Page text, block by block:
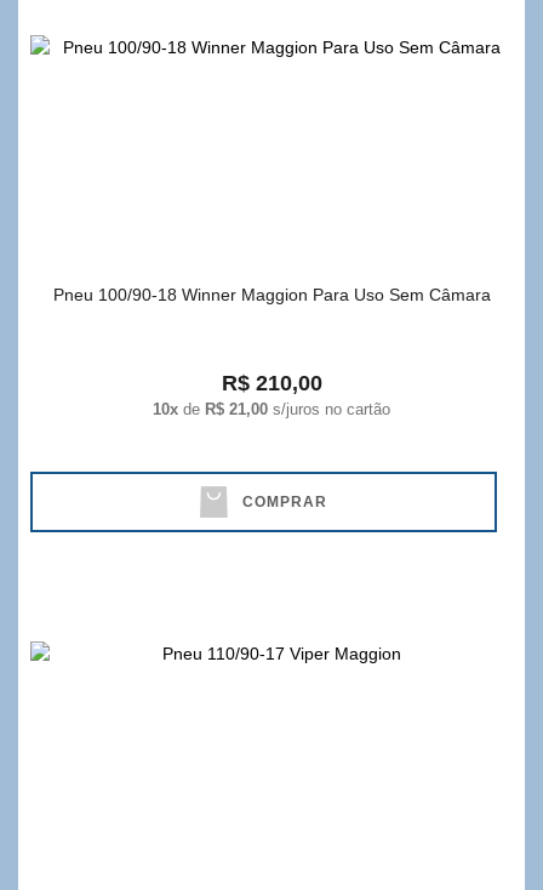
Pneu 100/90-18 Winner Maggion Para Uso Sem Câmara
R$ 210,00
10x de R$ 21,00 s/juros no cartão
COMPRAR